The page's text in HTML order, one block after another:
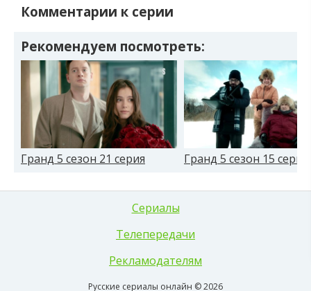
Комментарии к серии
Рекомендуем посмотреть:
Гранд 5 сезон 21 серия Гранд 5 сезон 15 серия
Сериалы
Телепередачи
Рекламодателям
Русские сериалы онлайн © 2026